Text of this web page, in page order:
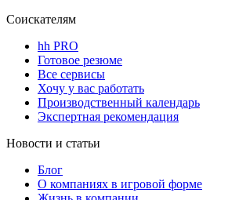
Соискателям
hh PRO
Готовое резюме
Все сервисы
Хочу у вас работать
Производственный календарь
Экспертная рекомендация
Новости и статьи
Блог
О компаниях в игровой форме